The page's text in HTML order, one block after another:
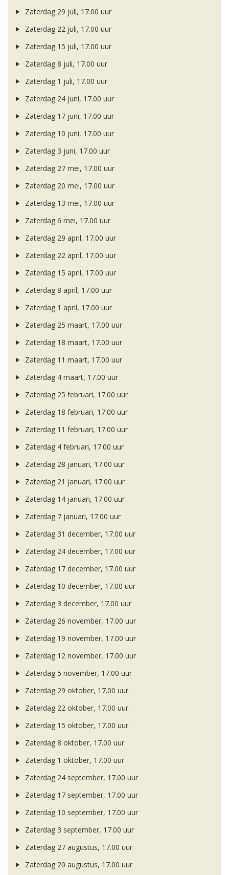
Zaterdag 29 juli, 17.00 uur
Zaterdag 22 juli, 17.00 uur
Zaterdag 15 juli, 17.00 uur
Zaterdag 8 juli, 17.00 uur
Zaterdag 1 juli, 17.00 uur
Zaterdag 24 juni, 17.00 uur
Zaterdag 17 juni, 17.00 uur
Zaterdag 10 juni, 17.00 uur
Zaterdag 3 juni, 17.00 uur
Zaterdag 27 mei, 17.00 uur
Zaterdag 20 mei, 17.00 uur
Zaterdag 13 mei, 17.00 uur
Zaterdag 6 mei, 17.00 uur
Zaterdag 29 april, 17.00 uur
Zaterdag 22 april, 17.00 uur
Zaterdag 15 april, 17.00 uur
Zaterdag 8 april, 17.00 uur
Zaterdag 1 april, 17.00 uur
Zaterdag 25 maart, 17.00 uur
Zaterdag 18 maart, 17.00 uur
Zaterdag 11 maart, 17.00 uur
Zaterdag 4 maart, 17.00 uur
Zaterdag 25 februari, 17.00 uur
Zaterdag 18 februari, 17.00 uur
Zaterdag 11 februari, 17.00 uur
Zaterdag 4 februari, 17.00 uur
Zaterdag 28 januari, 17.00 uur
Zaterdag 21 januari, 17.00 uur
Zaterdag 14 januari, 17.00 uur
Zaterdag 7 januari, 17.00 uur
Zaterdag 31 december, 17.00 uur
Zaterdag 24 december, 17.00 uur
Zaterdag 17 december, 17.00 uur
Zaterdag 10 december, 17.00 uur
Zaterdag 3 december, 17.00 uur
Zaterdag 26 november, 17.00 uur
Zaterdag 19 november, 17.00 uur
Zaterdag 12 november, 17.00 uur
Zaterdag 5 november, 17.00 uur
Zaterdag 29 oktober, 17.00 uur
Zaterdag 22 oktober, 17.00 uur
Zaterdag 15 oktober, 17.00 uur
Zaterdag 8 oktober, 17.00 uur
Zaterdag 1 oktober, 17.00 uur
Zaterdag 24 september, 17.00 uur
Zaterdag 17 september, 17.00 uur
Zaterdag 10 september, 17.00 uur
Zaterdag 3 september, 17.00 uur
Zaterdag 27 augustus, 17.00 uur
Zaterdag 20 augustus, 17.00 uur